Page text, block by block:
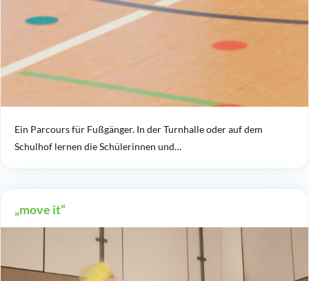
Ein Parcours für Fußgänger. In der Turnhalle oder auf dem
Schulhof lernen die Schülerinnen und…
„move it“